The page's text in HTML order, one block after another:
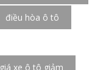
điều hòa ô tô
giá xe ô tô giảm